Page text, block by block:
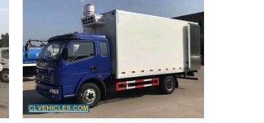
продуктов питания, мороженого, лекарств и
т.д.